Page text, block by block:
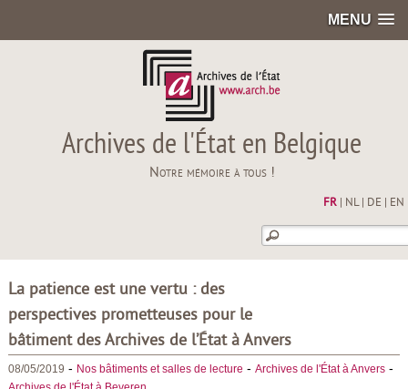
MENU
Archives de l'État en Belgique
Notre mémoire à tous !
FR| NL| DE EN
La patience est une vertu : des
perspectives prometteuses pour le
bâtiment des Archives de l’État à Anvers
08/05/2019 - Nos bâtiments et salles de lecture - Archives de l'État à Anvers-